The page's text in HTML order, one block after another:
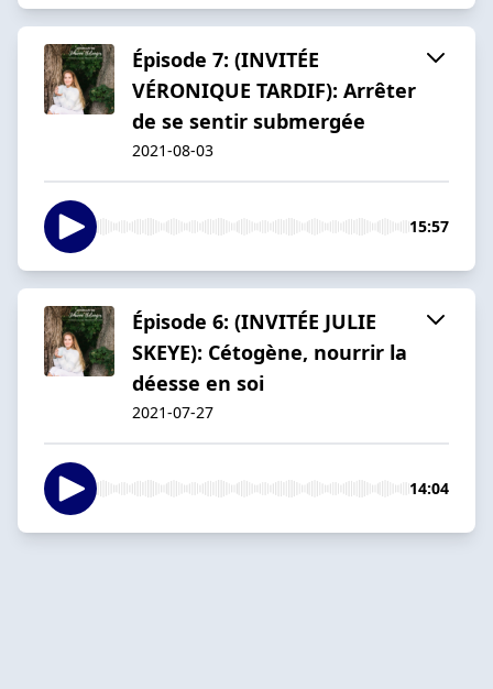
Épisode 7: (INVITÉE
VÉRONIQUE TARDIF): Arrêter
de se sentir submergée
2021-08-03
15:57
Épisode 6: (INVITÉE JULIE
SKEYE): Cétogène, nourrir la
déesse en soi
2021-07-27
14:04